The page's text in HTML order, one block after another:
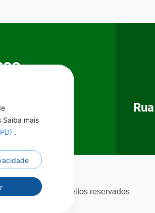
Saiba mais
.
- Todos os direitos reservados.